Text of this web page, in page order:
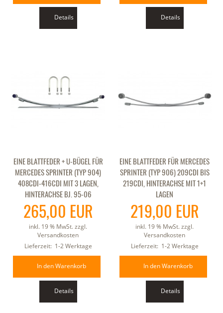
Details Details
EINE BLATTFEDER + U-BÜGEL FÜR
MERCEDES SPRINTER (TYP 904)
408CDI-416CDI MIT 3 LAGEN,
HINTERACHSE BJ. 95-06
265,00 EUR
inkl. 19 % MwSt. zzgl.
Versandkosten
Lieferzeit: 1-2 Werktage
In den Warenkorb
Details
EINE BLATTFEDER FÜR MERCEDES
SPRINTER (TYP 906) 209CDI BIS
219CDI, HINTERACHSE MIT 1+1
LAGEN
219,00 EUR
inkl. 19 % MwSt. zzgl.
Versandkosten
Lieferzeit: 1-2 Werktage
In den Warenkorb
Details